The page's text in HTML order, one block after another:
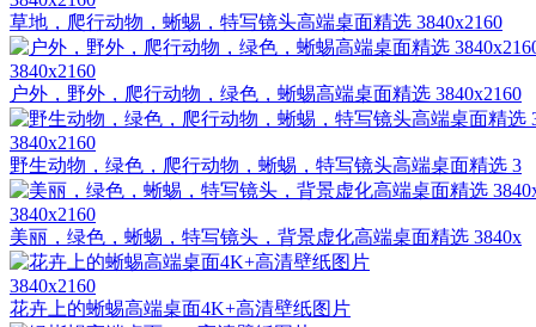
草地，爬行动物，蜥蜴，特写镜头高端桌面精选 3840x2160
3840x2160
户外，野外，爬行动物，绿色，蜥蜴高端桌面精选 3840x2160
3840x2160
野生动物，绿色，爬行动物，蜥蜴，特写镜头高端桌面精选 3
3840x2160
美丽，绿色，蜥蜴，特写镜头，背景虚化高端桌面精选 3840x
3840x2160
花卉上的蜥蜴高端桌面4K+高清壁纸图片